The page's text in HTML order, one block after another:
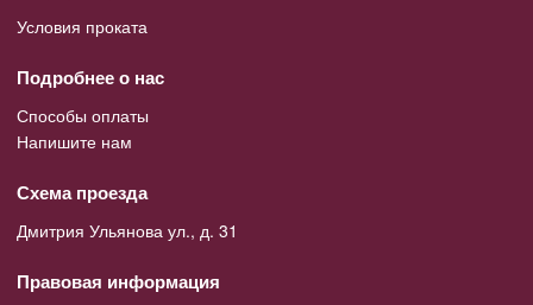
Условия проката
Подробнее о нас
Способы оплаты
Напишите нам
Схема проезда
Дмитрия Ульянова ул., д. 31
Правовая информация